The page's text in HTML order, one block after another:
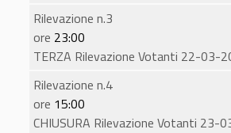
Rilevazione n.3
ore 23:00
TERZA Rilevazione Votanti 22-03-
Rilevazione n.4
ore 15:00
CHIUSURA Rilevazione Votanti 23-